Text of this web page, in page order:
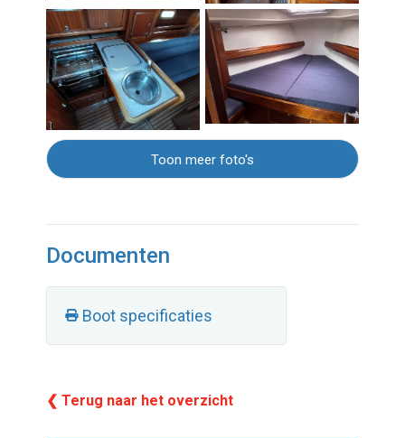
Toon meer foto's
Documenten
Boot specificaties
❮ Terug naar het overzicht